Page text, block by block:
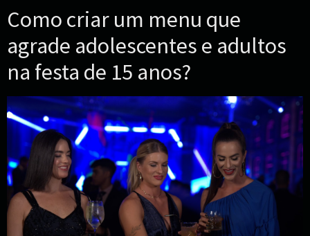
Como criar um menu que
agrade adolescentes e adultos
na festa de 15 anos?